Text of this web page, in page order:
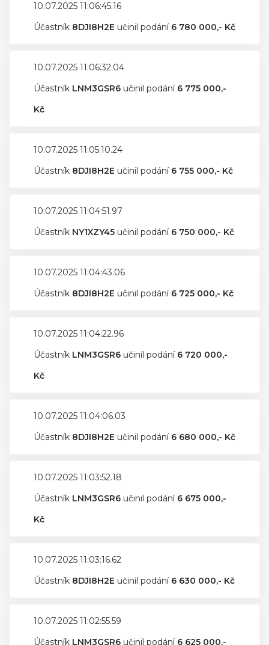
10.07.2025 11:06:45.16
Účastník 8DJI8H2E učinil podání 6 780 000,- Kč
10.07.2025 11:06:32.04
Účastník LNM3GSR6 učinil podání 6 775 000,-
Kč
10.07.2025 11:05:10.24
Účastník 8DJI8H2E učinil podání 6 755 000,- Kč
10.07.2025 11:04:51.97
Účastník NY1XZY45 učinil podání 6 750 000,- Kč
10.07.2025 11:04:43.06
Účastník 8DJI8H2E učinil podání 6 725 000,- Kč
10.07.2025 11:04:22.96
Účastník LNM3GSR6 učinil podání 6 720 000,-
Kč
10.07.2025 11:04:06.03
Účastník 8DJI8H2E učinil podání 6 680 000,- Kč
10.07.2025 11:03:52.18
Účastník LNM3GSR6 učinil podání 6 675 000,-
Kč
10.07.2025 11:03:16.62
Účastník 8DJI8H2E učinil podání 6 630 000,- Kč
10.07.2025 11:02:55.59
Účastník LNM3GSR6 učinil podání 6 625 000,-